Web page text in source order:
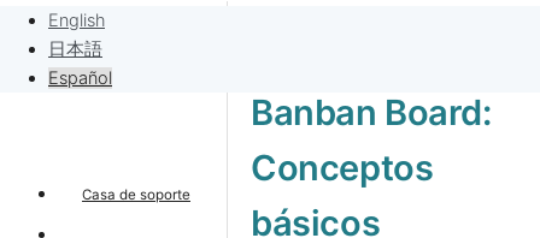
English
日本語
Español
Vender por solicitudes
Casa de soporte
Banban Board:
Conceptos
básicos